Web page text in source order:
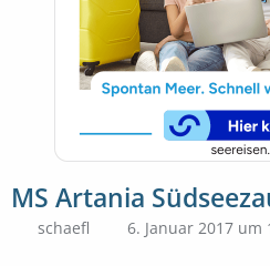
MS Artania
schaefl 6. Januar 2017 um